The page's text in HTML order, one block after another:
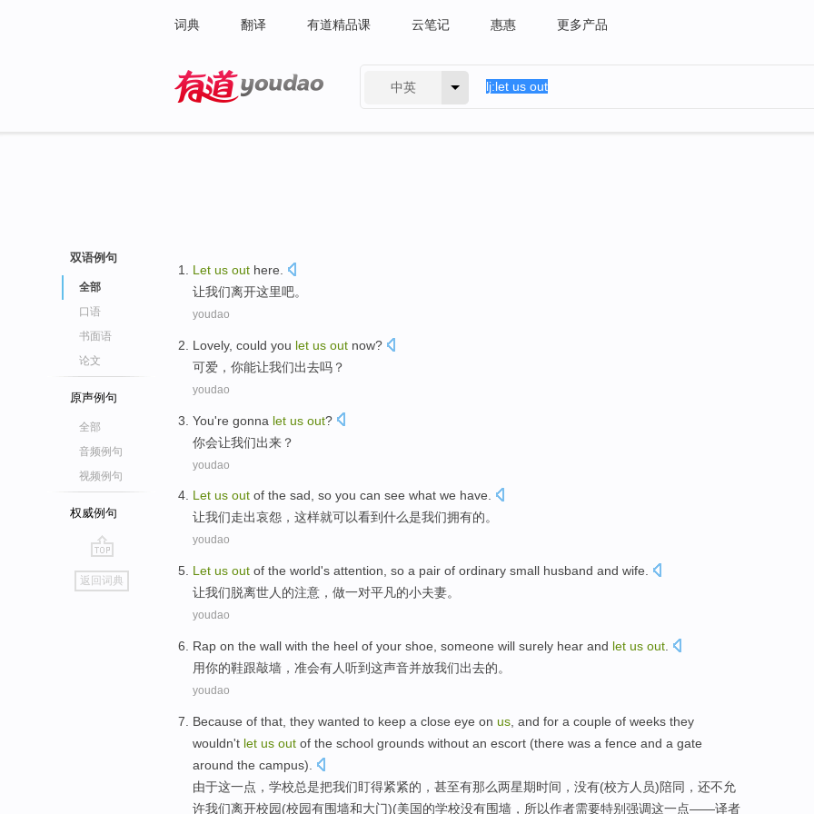
词典 翻译 有道精品课 云笔记 惠惠 更多产品
中英
双语例句
全部
口语
书面语
论文
原声例句
全部
音频例句
视频例句
权威例句
go
top
返回词典
Let us out here
让我们离开这里吧。
youdao
Lovely, could you let us out now?
可爱 ， 你能让我们出去吗？
youdao
You're gonna let us out?
你会让我们出来 ？
youdao
Let us out of the sad, so you can see what we have.
让我们走出哀怨 ， 这样就可以看到什么是我们拥有的。
youdao
Let us out of the world's attention so a pair of ordinary small husband and wife
让我们脱离世人 的注意 ， 做一对平凡的小夫妻。
youdao
Rap on the wall with the heel of your shoe, someone will surely hear and let us out
用你的鞋跟敲墙 ，准会有人听到这声音并放我们出去的。
youdao
Because of that , they wanted to keep a close eye on us , and for a couple of weeks they
wouldn't let us out of the school grounds without an escort (there was a fence and a gate
around the campus).
由于这一点， 学校总是把我们盯得紧紧的，甚至有那么两星期时间 ， 没有(校方人员)陪同 ，还不允
许我们离开校园(校园有围墙和大门)(美国的学校没有围墙，所以作者需要特别强调这一点——译者